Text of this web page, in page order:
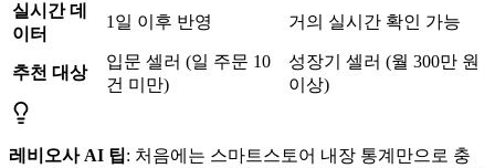
실시간 데
이터
1일 이후 반영 거의 실시간 확인 가능
추천 대상
입문 셀러 (일 주문 10
건 미만)
성장기 셀러 (월 300만 원
이상)
레비오사 AI 팁: 처음에는 스마트스토어 내장 통계만으로 충